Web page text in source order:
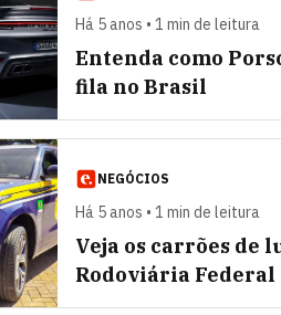
Há 5 anos • 1 min de leitura
Entenda como
fila no Brasil
NEGÓCIOS
Há 5 anos • 1 min de leitura
Veja os carrões de
Rodoviária Federal